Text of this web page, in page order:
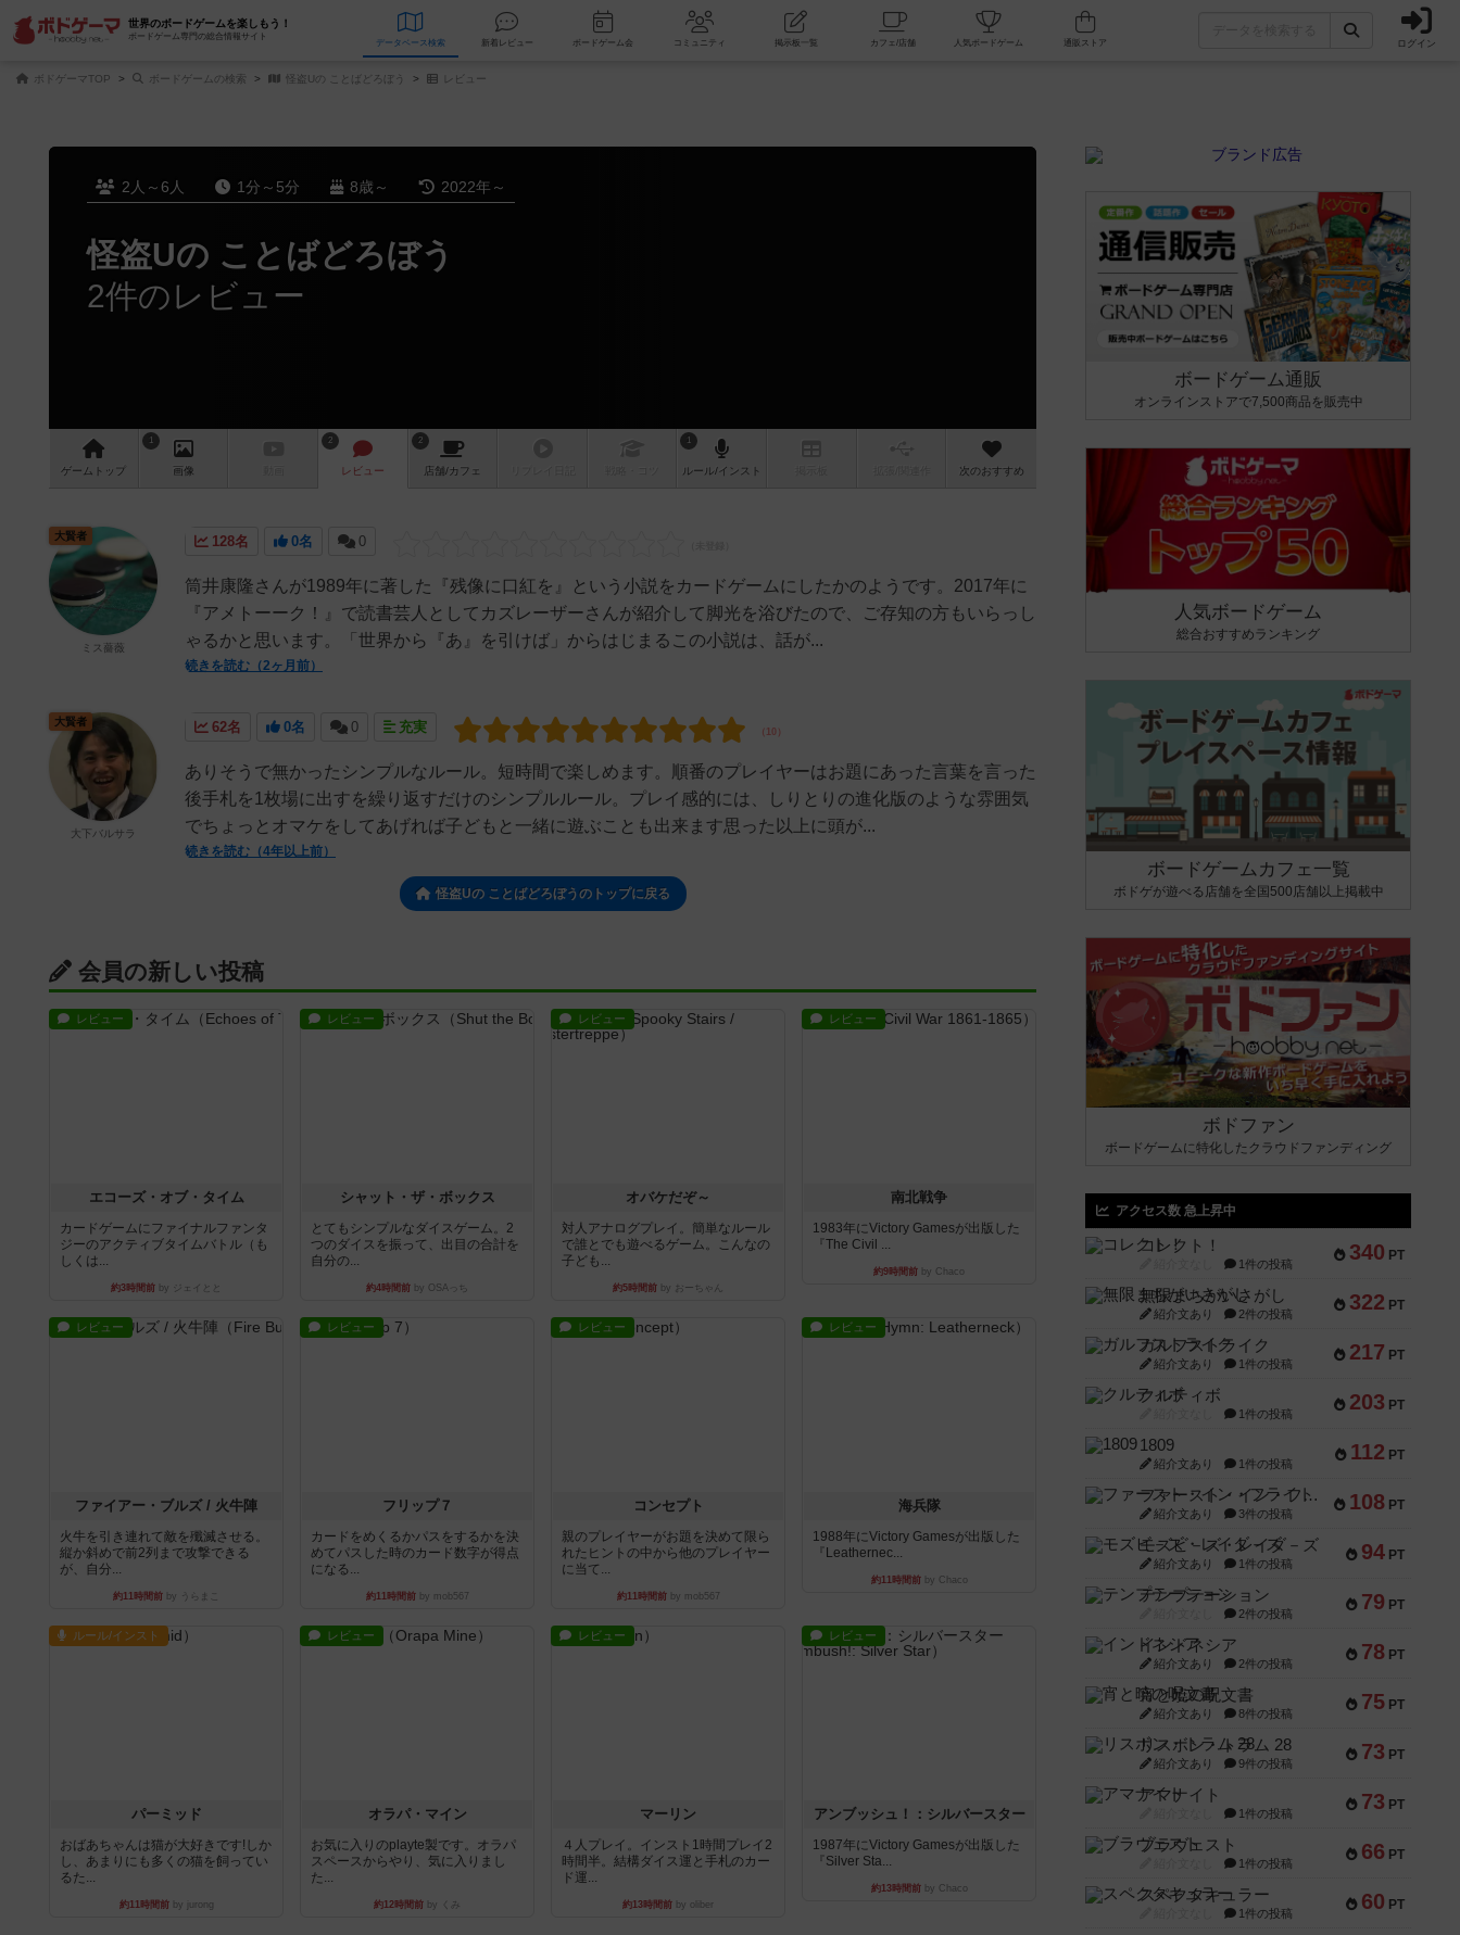
世界のボードゲームを楽しもう！
ボードゲーム専門の総合情報サイト
データベース 検索 新着レビュー ボードゲーム会 コミュニティ 掲示板一覧 カフェ/店舗 人気ボードゲーム ログイン
ボドゲーマTOP ボードゲームの検索 怪盗Uの ことばどろぼう レビュー
2人～6人 1分～5分 8歳～ 2022年～
怪盗Uの ことばどろぼう
2件のレビュー
ゲーム トップ
1
画像
2
レビュー
2
店舗/カフェ
1
ルール/インスト 次のおすすめ
128名 0名 0
筒井康隆さんが1989年に著した『残像に口紅を』という小説をカードゲームにしたかのようです。2017年に
『アメトーーク！』で読書芸人としてカズレーザーさんが紹介して脚光を浴びたので、ご存知の方もいらっし
ゃるかと思います。「世界から『あ』を引けば」からはじまるこの小説は、話が...
続きを読む（2ヶ月前）
大賢者
ミス薔薇
62名 0名 0 充実
ありそうで無かったシンプルなルール。短時間で楽しめます。順番のプレイヤーはお題にあった言葉を言った
後手札を1枚場に出すを繰り返すだけのシンプルルール。プレイ感的には、しりとりの進化版のような雰囲気
でちょっとオマケをしてあげれば子どもと一緒に遊ぶことも出来ます思った以上に頭が...
続きを読む（4年以上前）
大賢者
大下バルサラ
怪盗Uの ことばどろぼうのトップに戻る
会員の新しい投稿
レビュー
エコーズ・オブ・タイム
カードゲームにファイナルファンタ
ジーのアクティブタイムバトル（も
しくは...
約3時間前 by ジェイとと
レビュー
シャット・ザ・ボックス
とてもシンプルなダイスゲーム。2
つのダイスを振って、出目の合計を
自分の...
約4時間前 by OSAっち
レビュー
オバケだぞ～
対人アナログプレイ。簡単なルール
で誰とでも遊べるゲーム。こんなの
子ども...
約5時間前 by おーちゃん
レビュー
南北戦争
1983年にVictory Gamesが出版した
『The Civil ...
約9時間前 by Chaco
レビュー
ファイアー・ブルズ / 火牛陣
火牛を引き連れて敵を殲滅させる。
縦か斜めで前2列まで攻撃できる
が、自分...
約11時間前 by うらまこ
レビュー
フリップ７
カードをめくるかパスをするかを決
めてパスした時のカード数字が得点
になる...
約11時間前by mob567
レビュー
コンセプト
親のプレイヤーがお題を決めて限ら
れたヒントの中から他のプレイヤー
に当て...
約11時間前by mob567
レビュー
海兵隊
1988年にVictory Gamesが出版した
『Leathernec...
約11時間前by Chaco
ルール/インスト
パーミッド
おばあちゃんは猫が大好きです!しか
し、あまりにも多くの猫を飼ってい
るた...
約11時間前by jurong
レビュー
オラパ・マイン
お気に入りのplayte製です。オラパ
スペースからやり、気に入りまし
た...
約12時間前 by くみ
レビュー
マーリン
４人プレイ。インスト1時間プレイ2
時間半。結構ダイス運と手札のカー
ド運...
約13時間前 by oliber
レビュー
アンブッシュ！：シルバースター
1987年にVictory Gamesが出版した
『Silver Sta...
約13時間前by Chaco
ボードゲーム通販
オンラインストアで7,500商品を販売中
人気ボードゲーム
総合おすすめランキング
ボードゲームカフェ一覧
ボドゲが遊べる店舗を全国500店舗以上掲載中
ボドファン
ボードゲームに特化したクラウドファンディング
アクセス数 急上昇中
340 PT
コレクト！
1件の投稿
322 PT
無限まちがいさがし
紹介文あり 2件の投稿
217 PT
ガルフストライク
紹介文あり 1件の投稿
203 PT
クルティボ
1件の投稿
112 PT
1809
紹介文あり 1件の投稿
108 PT
ファースト・イン・フライト
紹介文あり 3件の投稿
94 PT
モズビ－ズ・レイダ－ズ
紹介文あり 1件の投稿
79 PT
テンプテーション
2件の投稿
78 PT
インドネシア
紹介文あり 2件の投稿
75 PT
宵と暁の呪文書
紹介文あり 8件の投稿
73 PT
リスボン・トラム 28
紹介文あり 9件の投稿
73 PT
アマナイト
1件の投稿
66 PT
ブラヴェスト
1件の投稿
60 PT
スペクタキュラー
1件の投稿